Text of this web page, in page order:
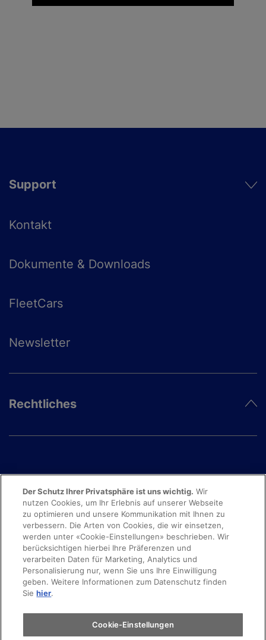
Support
Kontakt
Dokumente & Downloads
FleetCars
Newsletter
Rechtliches
© 2025 Copyright movon AG
Der Schutz Ihrer Privatsphäre ist uns wichtig. Wir
nutzen Cookies, um Ihr Erlebnis auf unserer Webseite
zu optimieren und unsere Kommunikation mit Ihnen zu
verbessern. Die Arten von Cookies, die wir einsetzen,
werden unter «Cookie-Einstellungen» beschrieben. Wir
berücksichtigen hierbei Ihre Präferenzen und
verarbeiten Daten für Marketing, Analytics und
Personalisierung nur, wenn Sie uns Ihre Einwilligung
geben. Weitere Informationen zum Datenschutz finden
Siehier.
Cookie-Einstellungen